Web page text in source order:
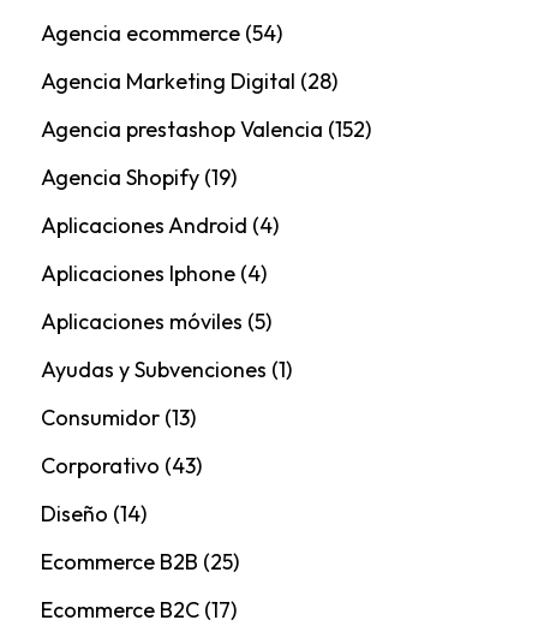
Agencia ecommerce(54)
Agencia Marketing Digital (28)
Agencia prestashop Valencia (152)
Agencia Shopify(19)
Aplicaciones Android (4)
Aplicaciones Iphone(4)
Aplicaciones móviles (5)
Ayudas y Subvenciones (1)
Consumidor(13)
Corporativo (43)
Diseño (14)
Ecommerce B2B (25)
Ecommerce B2C(17)